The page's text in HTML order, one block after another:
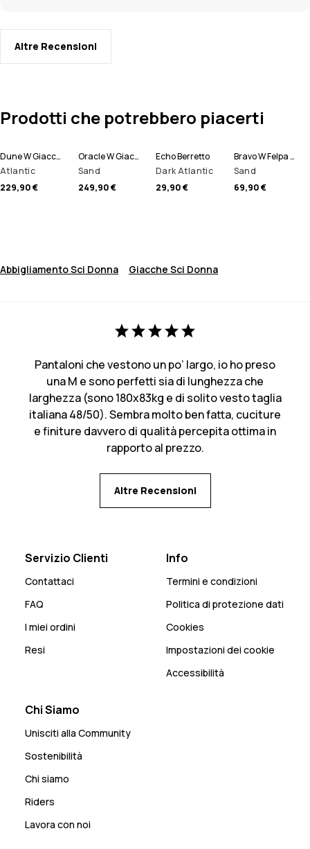
Altre Recensioni
Prodotti che potrebbero piacerti
Dune W Giacca Snowboard Donna
Atlantic
229,90 €
Oracle W Giacca Sci Donna
Sand
249,90 €
Echo Berretto
Dark Atlantic
29,90 €
Bravo W Felpa Pile Donna
Sand
69,90 €
Abbigliamento Sci Donna Giacche Sci Donna
Pantaloni che vestono un po’ largo, io ho preso
una M e sono perfetti sia di lunghezza che
larghezza (sono 180x83kg e di solito vesto taglia
italiana 48/50). Sembra molto ben fatta, cuciture
e finiture davvero di qualità percepita ottima in
rapporto al prezzo.
Altre Recensioni
Servizio Clienti
Contattaci
FAQ
I miei ordini
Resi
Info
Termini e condizioni
Politica di protezione dati
Cookies
Impostazioni dei cookie
Accessibilità
Chi Siamo
Unisciti alla Community
Sostenibilità
Chi siamo
Riders
Lavora con noi